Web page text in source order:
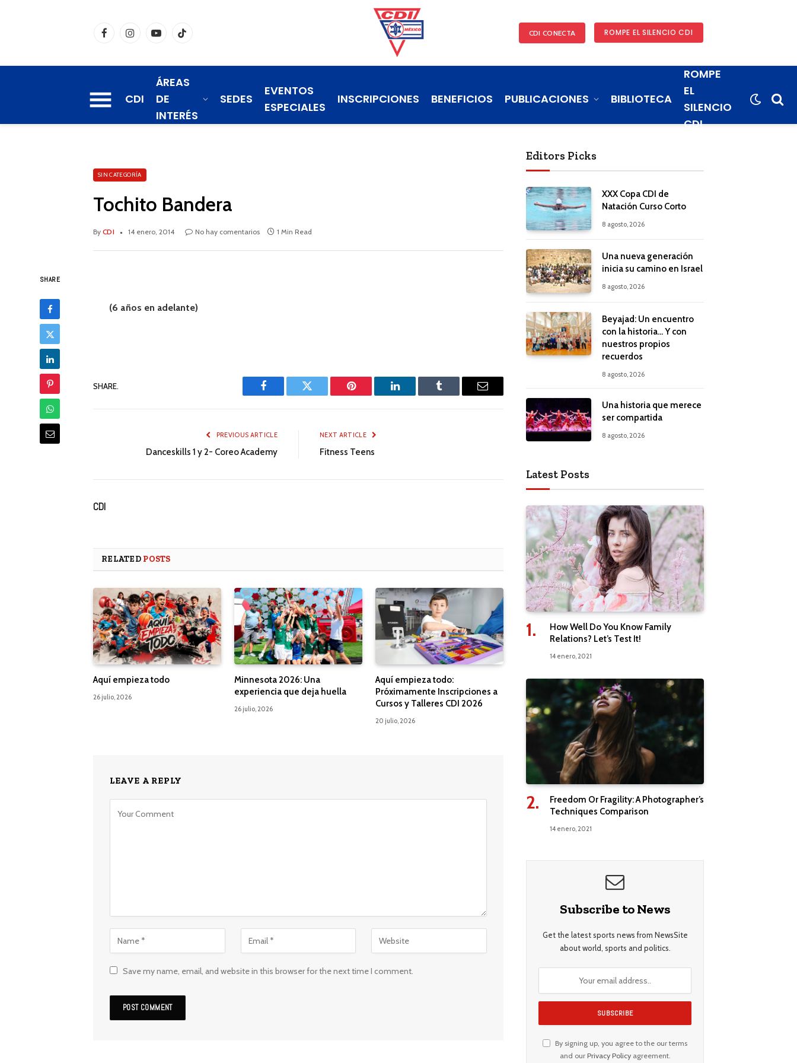
FacebookInstagramYouTubeTikTok CDI CONECTA ROMPE EL SILENCIO CDI
CDI
ÁREAS
DE
INTERÉS
SEDES
EVENTOS
ESPECIALES
INSCRIPCIONES BENEFICIOS PUBLICACIONES BIBLIOTECA
ROMPE
EL
SILENCIO
CDI
SIN CATEGORÍA
Tochito Bandera
By CDI 14 enero, 2014 No hay comentarios 1 Min Read
SHARE
(6 años en adelante)
SHARE.
Facebook Twitter Pinterest LinkedIn Tumblr Email
PREVIOUS ARTICLE
Danceskills 1 y 2- Coreo Academy
NEXT ARTICLE
Fitness Teens
CDI
RELATED POSTS
Aquí empieza todo
26 julio, 2026
Minnesota 2026: Una
experiencia que deja huella
26 julio, 2026
Aquí empieza todo:
Próximamente Inscripciones a
Cursos y Talleres CDI 2026
20 julio, 2026
LEAVE A REPLY
Save my name, email, and website in this browser for the next time I comment.
Editors Picks
XXX Copa CDI de
Natación Curso Corto
8 agosto, 2026
Una nueva generación
inicia su camino en Israel
8 agosto, 2026
Beyajad: Un encuentro
con la historia… Y con
nuestros propios
recuerdos
8 agosto, 2026
Una historia que merece
ser compartida
8 agosto, 2026
Latest Posts
How Well Do You Know Family
Relations? Let’s Test It!
14 enero, 2021
Freedom Or Fragility: A Photographer’s
Techniques Comparison
14 enero, 2021
Subscribe to News
Get the latest sports news from NewsSite
about world, sports and politics.
By signing up, you agree to the our terms
and our Privacy Policyagreement.